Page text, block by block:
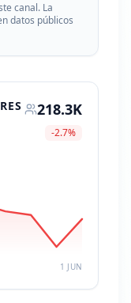
canal. La
datos públicos
218.3K
-2.7%
1 JUN